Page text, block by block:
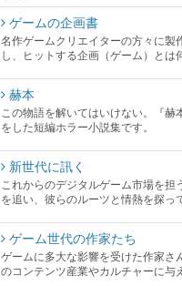
ゲームの企画書
名作ゲームクリエイターの方々に製
し、ヒットする企画（ゲーム）とは
赫本
この物語を解いてはいけない。『
をした短編ホラー小説集です。
新世代に訊く
これからのデジタルゲーム市場を
を追い、彼らのルーツと情熱を探っ
ゲーム世代の作家たち
ゲームに多大な影響を受けた作家さ
のコンテンツ産業やカルチャーに与